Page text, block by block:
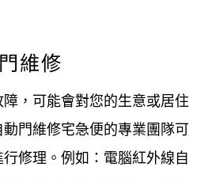
維修
，可能會對您的生意或居住
門維修宅急便的專業團隊可
修理。例如：電腦紅外線自